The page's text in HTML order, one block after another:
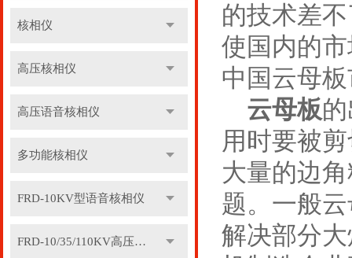
核相仪
高压核相仪
高压语音核相仪
多功能核相仪
FRD-10KV型语音核相仪
FRD-10/35/110KV高压语音核相器
的技术差
使国内的
中国云母
云母板
用时要被
大量的边
题。一般
解决部分